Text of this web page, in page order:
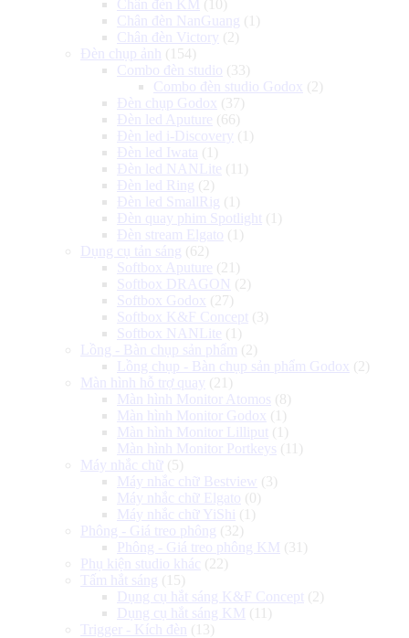
Chân đèn KM (10)
Chân đèn NanGuang (1)
Chân đèn Victory (2)
Đèn chụp ảnh
(154)
Combo đèn studio (33)
Combo đèn studio Godox (2)
Đèn chụp Godox (37)
Đèn led Aputure (66)
Đèn led i-Discovery (1)
Đèn led Iwata (1)
Đèn led NANLite (11)
Đèn led Ring (2)
Đèn led SmallRig (1)
Đèn quay phim Spotlight (1)
Đèn stream Elgato (1)
Dụng cụ tản sáng (62)
Softbox Aputure (21)
Softbox DRAGON (2)
Softbox Godox (27)
Softbox K&F Concept (3)
Softbox NANLite (1)
Lồng - Bàn chụp sản phẩm (2)
Lồng chụp - Bàn chụp sản phẩm Godox (2)
Màn hình hỗ trợ quay (21)
Màn hình Monitor Atomos (8)
Màn hình Monitor Godox (1)
Màn hình Monitor Lilliput (1)
Màn hình Monitor Portkeys (11)
Máy nhắc chữ (5)
Máy nhắc chữ Bestview (3)
Máy nhắc chữ Elgato (0)
Máy nhắc chữ YiShi
(1)
Phông - Giá treo phông (32)
Phông - Giá treo phông KM (31)
Phụ kiện studio khác (22)
Tấm hắt sáng (15)
Dụng cụ hắt sáng K&F Concept (2)
Dụng cụ hắt sáng KM (11)
Trigger - Kích đèn
(13)